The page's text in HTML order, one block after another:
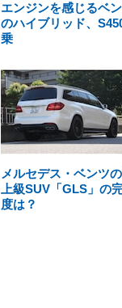
エンジンを感じるベ
のハイブリッド、
乗
メルセデス・ベンツ
上級SUV「GLS」の
度は？